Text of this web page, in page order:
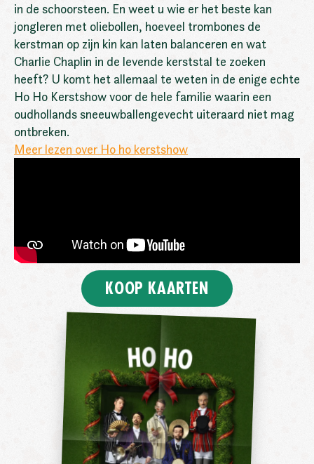
in de schoorsteen. En weet u wie er het beste kan
jongleren met oliebollen, hoeveel trombones de
kerstman op zijn kin kan laten balanceren en wat
Charlie Chaplin in de levende kerststal te zoeken
heeft? U komt het allemaal te weten in de enige echte
Ho Ho Kerstshow voor de hele familie waarin een
oudhollands sneeuwballengevecht uiteraard niet mag
ontbreken.
Meer lezen over Ho ho kerstshow
KOOP KAARTEN